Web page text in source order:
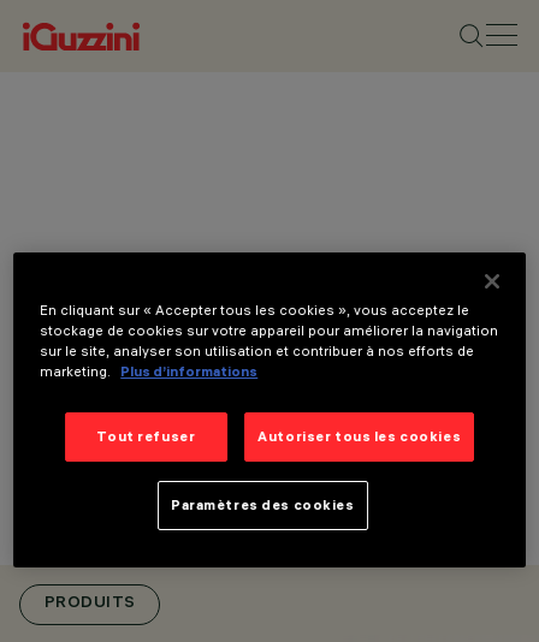
CATÉGORIES
APPAREILS POUR
PROJECTEURS POUR
PRODUITS
En cliquant sur « Accepter tous les cookies », vous acceptez le
stockage de cookies sur votre appareil pour améliorer la navigation
sur le site, analyser son utilisation et contribuer à nos efforts de
marketing.
Plus d’informations
Tout refuser Autoriser tous les cookies
Paramètres des cookies